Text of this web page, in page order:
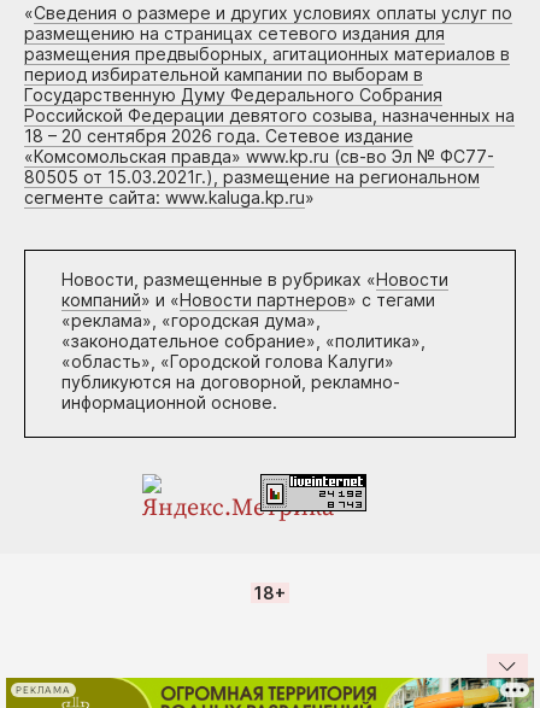
«Сведения о размере и других условиях оплаты услуг по
размещению на страницах сетевого издания для
размещения предвыборных, агитационных материалов в
период избирательной кампании по выборам в
Государственную Думу Федерального Собрания
Российской Федерации девятого созыва, назначенных на
18 – 20 сентября 2026 года. Сетевое издание
«Комсомольская правда» www.kp.ru (св-во Эл № ФС77-
80505 от 15.03.2021г.), размещение на региональном
сегменте сайта: www.kaluga.kp.ru»
Новости, размещенные в рубриках «Новости
компаний» и «Новости партнеров» с тегами
«реклама», «городская дума»,
«законодательное собрание», «политика»,
«область», «Городской голова Калуги»
публикуются на договорной, рекламно-
информационной основе.
18+
РЕКЛАМА